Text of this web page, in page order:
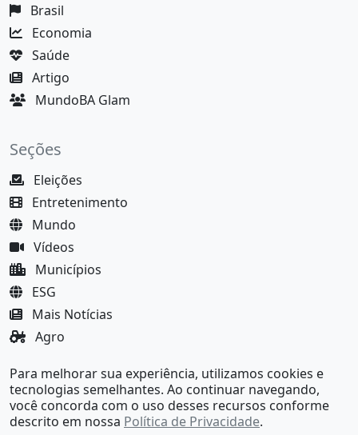
Brasil
Economia
Saúde
Artigo
MundoBA Glam
Seções
Eleições
Entretenimento
Mundo
Vídeos
Municípios
ESG
Mais Notícias
Agro
MundoBA Black
Para melhorar sua experiência, utilizamos cookies e
tecnologias semelhantes. Ao continuar navegando,
você concorda com o uso desses recursos conforme
descrito em nossa Política de Privacidade.